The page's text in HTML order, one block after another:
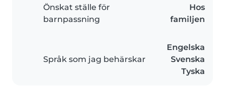
Önskat ställe för
barnpassning
Hos
familjen
Språk som jag behärskar
Engelska
Svenska
Tyska